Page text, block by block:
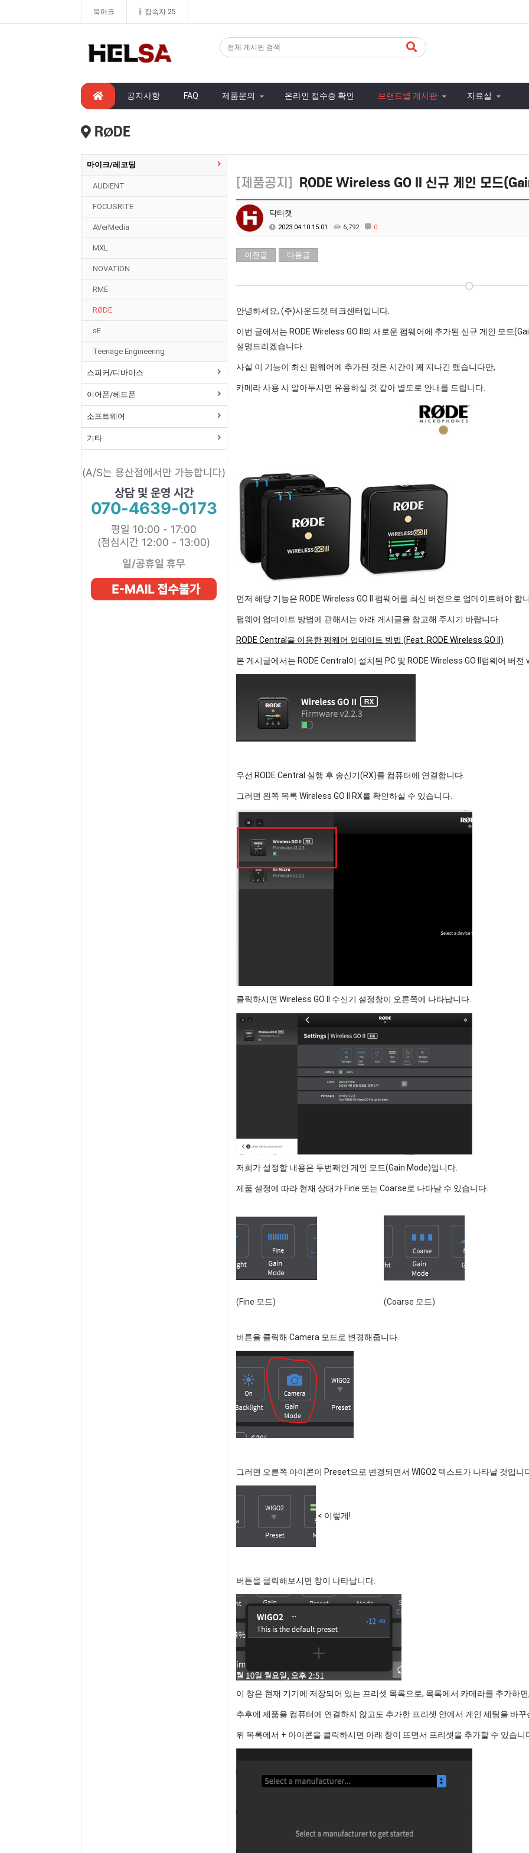
북마크 접속자 25
공지사항 FAQ 제품문의 온라인 접수증 확인 브랜드별 게시판 자료실
RØDE
마이크/레코딩
AUDIENT
FOCUSRITE
AVerMedia
MXL
NOVATION
RME
RØDE
sE
Teenage Engineering
스피커/디바이스
이어폰/헤드폰
소프트웨어
기타
(A/S는 용산점에서만 가능합니다)
상담 및 운영 시간
070-4639-0173
평일 10:00 - 17:00
(점심시간 12:00 - 13:00)
일/공휴일 휴무
[제품공지] RODE Wireless GO II 신규 게인 모드
닥터캣
2023.04.10 15:01 6,792 0
이전글 다음글
안녕하세요, (주)사운드캣 테크센터입니다.
이번 글에서는 RODE Wireless GO II의 새로운 펌웨어에 추가된 신규 게인 모드
설명드리겠습니다.
사실 이 기능이 최신 펌웨어에 추가된 것은 시간이 꽤 지나긴 했습니다만,
카메라 사용 시 알아두시면 유용하실 것 같아 별도로 안내를 드립니다.
먼저 해당 기능은 RODE Wireless GO II 펌웨어를 최신 버전으로 업데이트해야 합
펌웨어 업데이트 방법에 관해서는 아래 게시글을 참고해 주시기 바랍니다.
RODE Central을 이용한 펌웨어 업데이트 방법 (Feat. RODE Wireless GO II)
본 게시글에서는 RODE Central이 설치된 PC 및 RODE Wireless GO II펌웨어 버
우선 RODE Central 실행 후 송신기(RX)를 컴퓨터에 연결합니다.
그러면 왼쪽 목록 Wireless GO II RX를 확인하실 수 있습니다.
클릭하시면 Wireless GO II 수신기 설정창이 오른쪽에 나타납니다.
저희가 설정할 내용은 두번째인 게인 모드(Gain Mode)입니다.
제품 설정에 따라 현재 상태가 Fine 또는 Coarse로 나타날 수 있습니다.
(Fine 모드) (Coarse 모드)
버튼을 클릭해 Camera 모드로 변경해줍니다.
그러면 오른쪽 아이콘이 Preset으로 변경되면서 WIGO2 텍스트가 나타날 것입니
< 이렇게!
버튼을 클릭해보시면 창이 나타납니다.
이 창은 현재 기기에 저장되어 있는 프리셋 목록으로, 목록에서 카메라를 추가하
추후에 제품을 컴퓨터에 연결하지 않고도 추가한 프리셋 안에서 게인 세팅을 바꾸
위 목록에서 + 아이콘을 클릭하시면 아래 창이 뜨면서 프리셋을 추가할 수 있습니